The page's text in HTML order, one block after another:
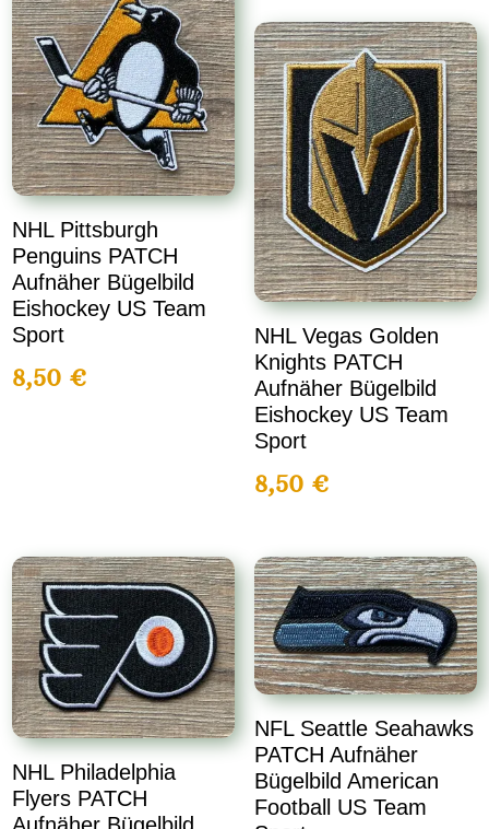
NHL Pittsburgh
Penguins PATCH
Aufnäher Bügelbild
Eishockey US Team
Sport
8,50 €
NHL Vegas Golden
Knights PATCH
Aufnäher Bügelbild
Eishockey US Team
Sport
8,50 €
NHL Philadelphia
Flyers PATCH
NFL Seattle Seahawks
PATCH Aufnäher
Bügelbild American
Football US Team